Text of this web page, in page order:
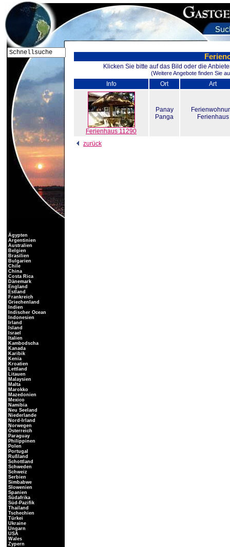
Klicken Sie bitte auf das Bild oder die
(Weitere Angebote finden Sie
Info Ort Art
Ferienhaus 11290
Panay
Panga
Ferienhaus
zurück
Ägypten
Argentinien
Australien
Belgien
Brasilien
Bulgarien
Chile
China
Costa Rica
Dänemark
England
Estland
Frankreich
Griechenland
Indien
Indischer Ocean
Indonesien
Irland
Island
Israel
Italien
Kambodscha
Kanada
Karibik
Kenia
Kroatien
Lettland
Litauen
Malaysien
Malta
Marokko
Mazedonien
Mexico
Namibia
Neu Seeland
Niederlande
Nord-Irland
Norwegen
Österreich
Paraguay
Philippinen
Polen
Portugal
Rußland
Schottland
Schweden
Schweiz
Serbien
Simbabwe
Slowenien
Spanien
Südafrika
Süd-Pazifik
Thailand
Tschechien
Türkei
Ukraine
Ungarn
USA
Wales
Zypern